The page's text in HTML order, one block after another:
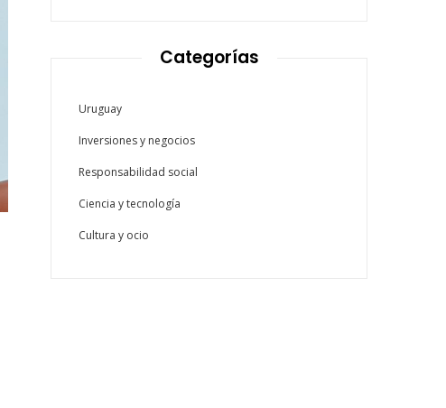
Categorías
Uruguay
Inversiones y negocios
Responsabilidad social
Ciencia y tecnología
Cultura y ocio